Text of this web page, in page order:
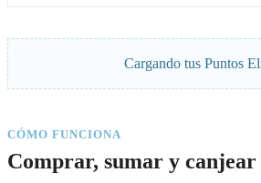
Cargando tus Puntos
CÓMO FUNCIONA
Comprar, sumar y canjear